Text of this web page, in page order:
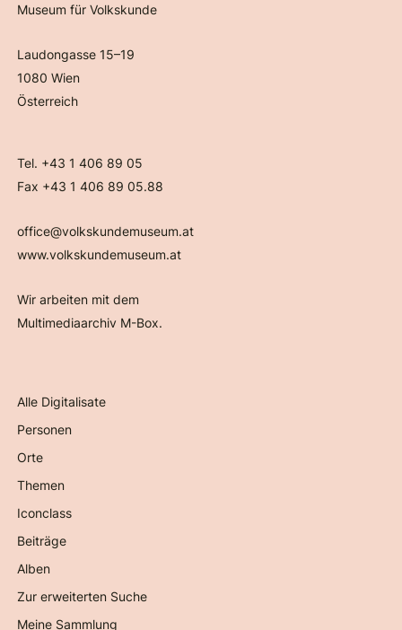
Museum für Volkskunde
Laudongasse 15–19
1080 Wien
Österreich
Tel. +43 1 406 89 05
Fax +43 1 406 89 05.88
office@volkskundemuseum.at
www.volkskundemuseum.at
Wir arbeiten mit dem
Multimediaarchiv M-Box.
Alle Digitalisate
Personen
Orte
Themen
Iconclass
Beiträge
Alben
Zur erweiterten Suche
Meine Sammlung